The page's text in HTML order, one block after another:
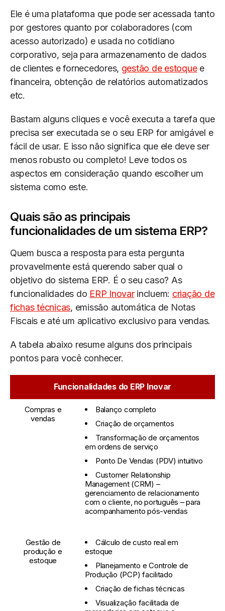
Ele é uma plataforma que pode ser acessada tanto
por gestores quanto por colaboradores (com
acesso autorizado) e usada no cotidiano
corporativo, seja para armazenamento de dados
de clientes e fornecedores, gestão de estoquee
financeira, obtenção de relatórios automatizados
etc.
Bastam alguns cliques e você executa a tarefa que
precisa ser executada se o seu ERP for amigável e
fácil de usar. E isso não significa que ele deve ser
menos robusto ou completo! Leve todos os
aspectos em consideração quando escolher um
sistema como este.
Quais são as principais
funcionalidades de um sistema ERP?
Quem busca a resposta para esta pergunta
provavelmente está querendo saber qual o
objetivo do sistema ERP. É o seu caso? As
funcionalidades do ERP Inovarincluem: criação de
fichas técnicas, emissão automática de Notas
Fiscais e até um aplicativo exclusivo para vendas.
A tabela abaixo resume alguns dos principais
pontos para você conhecer.
Funcionalidades do ERP Inovar
Compras e
vendas
Balanço completo
Criação de orçamentos
Transformação de orçamentos
em ordens de serviço
Ponto De Vendas (PDV) intuitivo
Customer Relationship
Management (CRM) –
gerenciamento de relacionamento
com o cliente, no português – para
acompanhamento pós-vendas
Gestão de
produção e
estoque
Cálculo de custo real em
estoque
Planejamento e Controle de
Produção (PCP) facilitado
Criação de fichas técnicas
Visualização facilitada de